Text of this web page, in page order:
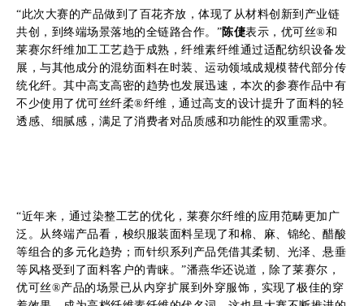
“此次大赛的产品做到了百花齐放，体现了从材料创新到产业链
共创，到终端场景落地的全链路合作。”陈倢表示，优可丝®和
莱赛尔纤维加工工艺趋于成熟，纤维素纤维通过适配纺织设备发
展，与其他成分的混纺面料在时装、运动领域成规模替代部分传
统化纤。其中高支高密的趋势也发展迅速，本次的参赛作品中有
不少使用了优可丝纤柔®纤维，通过高支的设计提升了面料的轻
透感、细腻感，满足了消费者对品质感和功能性的双重需求。
“近年来，通过染整工艺的优化，莱赛尔纤维的应用范畴更加广
泛。从终端产品看，梭织服装面料呈现了和棉、麻、锦纶、醋酸
等组合的多元化趋势；而针织系列产品凭借其柔韧、光泽、悬垂
等风格受到了面料客户的青睐。”潘燕华还说道，除了莱赛尔，
优可丝®产品的场景已从内穿扩展到外穿服饰，实现了极佳的穿